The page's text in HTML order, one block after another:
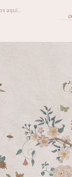
Chinoiserie Vintage